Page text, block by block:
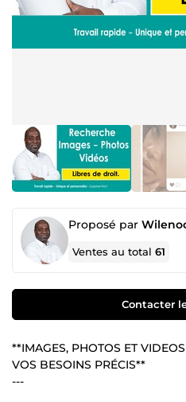
Proposé par
Ventes au total61
Contacter
**IMAGES, PHOTOS ET
VOS BESOINS PRÉCIS**
---